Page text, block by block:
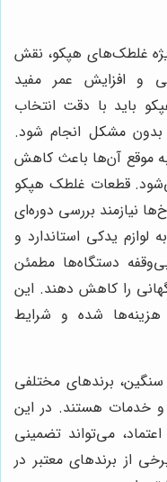
غلطک‌های هپکو، نقش
و افزایش عمر مفید
باید با دقت انتخاب
بدون مشکل انجام شود.
موقع آن‌ها باعث کاهش
قطعات غلطک هپکو
نیازمند بررسی دوره‌ای
یدکی استاندارد و
بی‌وقفه دستگاه‌ها مطمئن
را کاهش دهند. این
شده و شرایط
سنگین، برندهای مختلفی
و خدمات هستند. در این
می‌تواند تضمینی
از برندهای معتبر در